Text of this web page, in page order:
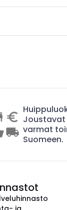
Joustavat
varmat
Suomeen.